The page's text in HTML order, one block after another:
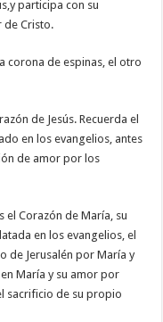
participa con su
de Cristo.
corona de espinas, el otro
de Jesús. Recuerda el
en los evangelios, antes
de amor por los
el Corazón de María, su
en los evangelios, el
de Jerusalén por María y
María y su amor por
sacrificio de su propio